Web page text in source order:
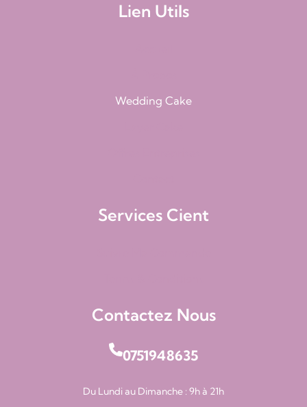
Lien Utils
Wedding Cake
Services Cient
Contactez Nous
0751948635
Du Lundi au Dimanche : 9h à 21h